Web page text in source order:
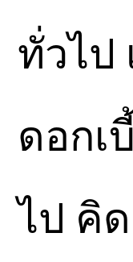
ทั่วไป
ดอกเ
ไป คิ